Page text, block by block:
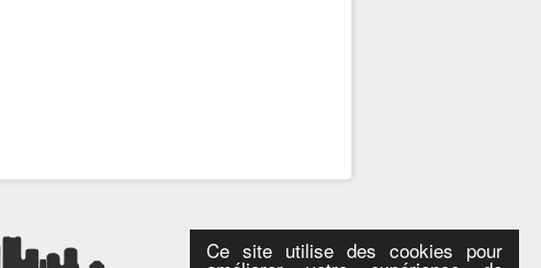
Ce site utilise des cookies pour